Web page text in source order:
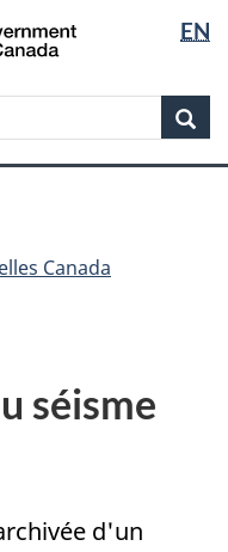
»
la
langue
EN
Canada
séisme
d'un